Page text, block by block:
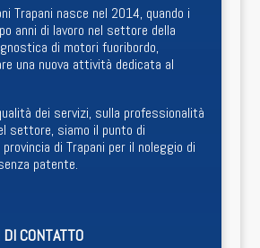
Trapani nasce nel 2014, quando i
anni di lavoro nel settore della
di motori fuoribordo,
una nuova attività dedicata al
dei servizi, sulla professionalità
settore, siamo il punto di
di Trapani per il noleggio di
patente.
CONTATTO